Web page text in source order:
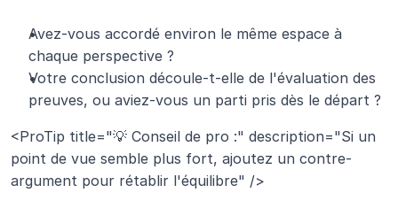
Avez-vous accordé environ le même espace à
chaque perspective ?
Votre conclusion découle-t-elle de l'évaluation des
preuves, ou aviez-vous un parti pris dès le départ ?
<ProTip title="💡 Conseil de pro :" description="Si un
point de vue semble plus fort, ajoutez un contre-
argument pour rétablir l'équilibre" />